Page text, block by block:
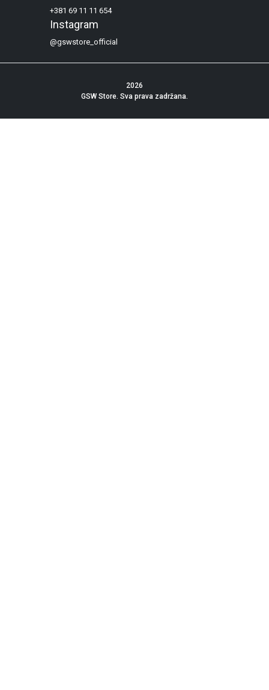
+381 69 11 11 654
Instagram
@gswstore_official
2026
GSW Store. Sva prava zadržana.